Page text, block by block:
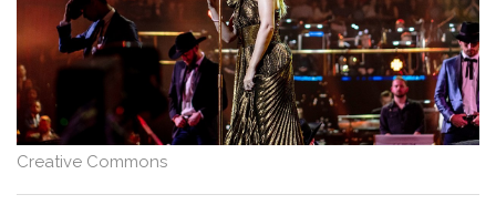
Saber-
més
Vins
i
Cellers
Receptes
de
Creative Commons